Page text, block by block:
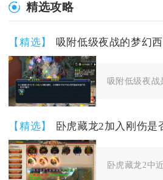
精选攻略
【精选】 吸附低级夜战的梦幻
吸附低级夜
【精选】 卧虎藏龙2加入刚伤是
卧虎藏龙2中